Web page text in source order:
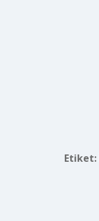
Etiket: